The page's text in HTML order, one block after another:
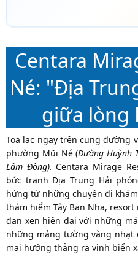
Centara
Né: "Địa
giữa lòng
Tọa lạc ngay trên cung đường
phường Mũi Né (Đường Huỳnh
Lâm Đồng). Centara Mirage
bức tranh Địa Trung Hải
hứng từ những chuyến đi
thám hiểm Tây Ban Nha,
đan xen hiện đại với những
những mảng tường vàng nhạt
mại hướng thẳng ra vịnh biển